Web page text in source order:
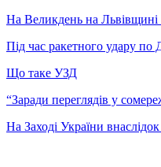
На Великдень на
Під час ракетного удару по
Що таке УЗД
“Заради переглядів у
На Заході України